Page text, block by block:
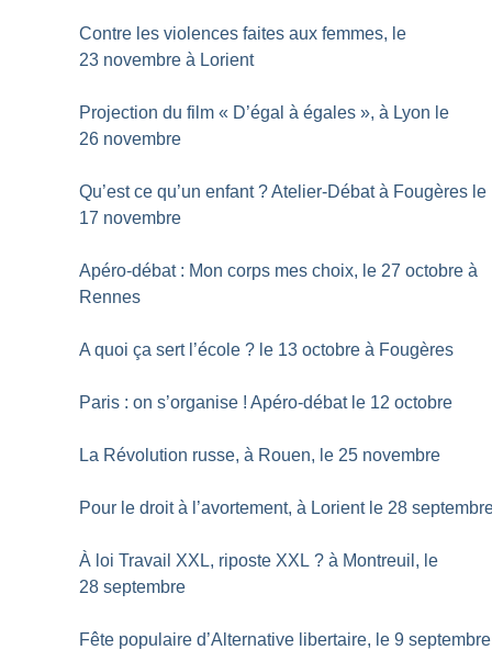
Contre les violences faites aux femmes, le
23 novembre à Lorient
Projection du film « D’égal à égales », à Lyon le
26 novembre
Qu’est ce qu’un enfant ? Atelier-Débat à Fougères le
17 novembre
Apéro-débat : Mon corps mes choix, le 27 octobre à
Rennes
A quoi ça sert l’école ? le 13 octobre à Fougères
Paris : on s’organise ! Apéro-débat le 12 octobre
La Révolution russe, à Rouen, le 25 novembre
Pour le droit à l’avortement, à Lorient le 28
À loi Travail XXL, riposte XXL ? à Montreuil, le
28 septembre
Fête populaire d’Alternative libertaire, le 9 septembre